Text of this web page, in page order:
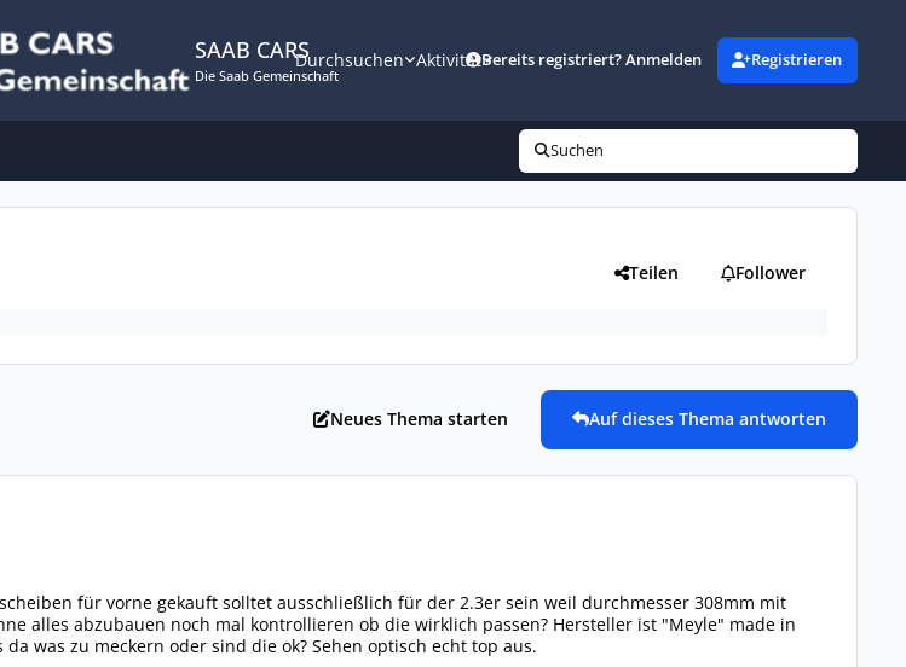
SAAB CARS
Die Saab Gemeinschaft
Durchsuchen AktivitätBereits registriert? Anmelden Registrieren
Suchen
Teilen Follower
Neues Thema starten Auf dieses Thema antworten
für vorne gekauft solltet ausschließlich für der 2.3er sein weil durchmesser 308mm mit
alles abzubauen noch mal kontrollieren ob die wirklich passen? Hersteller ist "Meyle" made in
was zu meckern oder sind die ok? Sehen optisch echt top aus.